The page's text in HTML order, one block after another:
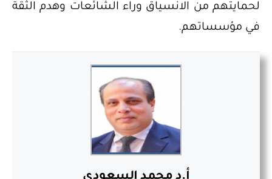
لحمايتهم من الانسياق وراء الشائعات وهدم الثقة
في مؤسساتهم.